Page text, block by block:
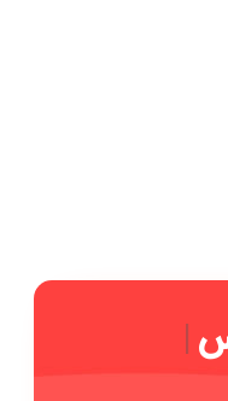
|